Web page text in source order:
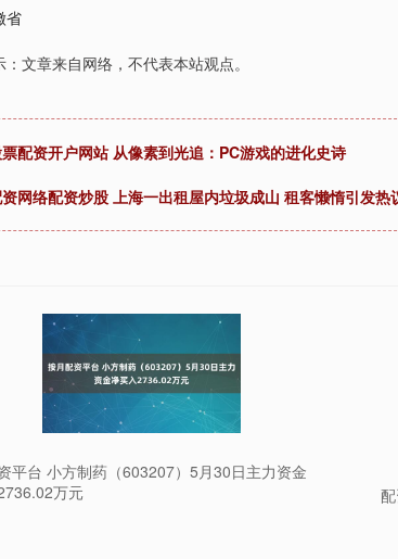
省
文章来自网络，不代表本站观点。
配资开户网站 从像素到光追：PC游戏的进化史诗
网络配资炒股 上海一出租屋内垃圾成山 租客懒惰引发热
平台 小方制药（603207）5月30日主力资金
万元